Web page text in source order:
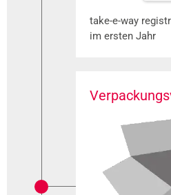
take-e-way
im ersten Jahr